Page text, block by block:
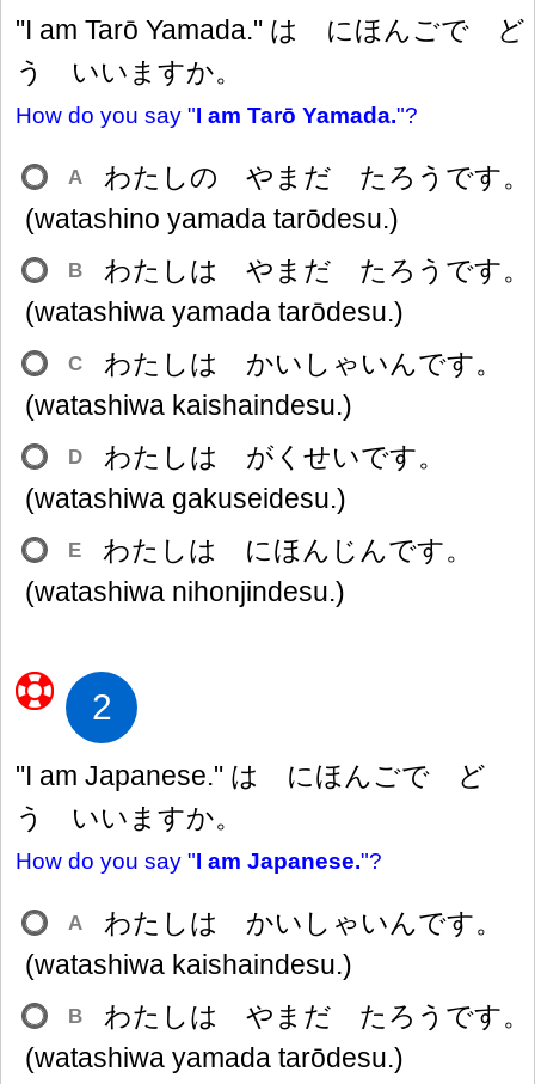
"I am Tarō Yamada." は にほんごで ど
う いいますか。
How do you say "I am Tarō Yamada."?
A
わたしの やまだ たろうです。
(watashino yamada tarōdesu.)
B
わたしは やまだ たろうです。
(watashiwa yamada tarōdesu.)
C
わたしは かいしゃいんです。
(watashiwa kaishaindesu.)
D
わたしは がくせいです。
(watashiwa gakuseidesu.)
E
わたしは にほんじんです。
(watashiwa nihonjindesu.)
2
"I am Japanese." は にほんごで ど
う いいますか。
How do you say "I am Japanese."?
A
わたしは かいしゃいんです。
(watashiwa kaishaindesu.)
B
わたしは やまだ たろうです。
(watashiwa yamada tarōdesu.)